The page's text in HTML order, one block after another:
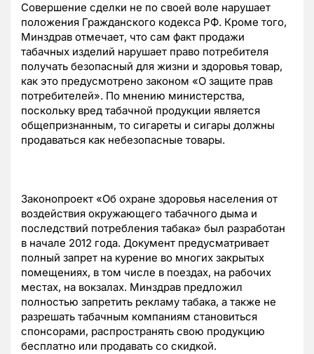
Совершение сделки не по своей воле нарушает
положения Гражданского кодекса РФ. Кроме того,
Минздрав отмечает, что сам факт продажи
табачных изделий нарушает право потребителя
получать безопасный для жизни и здоровья товар,
как это предусмотрено законом «О защите прав
потребителей». По мнению министерства,
поскольку вред табачной продукции является
общепризнанным, то сигареты и сигары должны
продаваться как небезопасные товары.
Законопроект «Об охране здоровья населения от
воздействия окружающего табачного дыма и
последствий потребления табака» был разработан
в начале 2012 года. Документ предусматривает
полный запрет на курение во многих закрытых
помещениях, в том числе в поездах, на рабочих
местах, на вокзалах. Минздрав предложил
полностью запретить рекламу табака, а также не
разрешать табачным компаниям становиться
спонсорами, распространять свою продукцию
бесплатно или продавать со скидкой.